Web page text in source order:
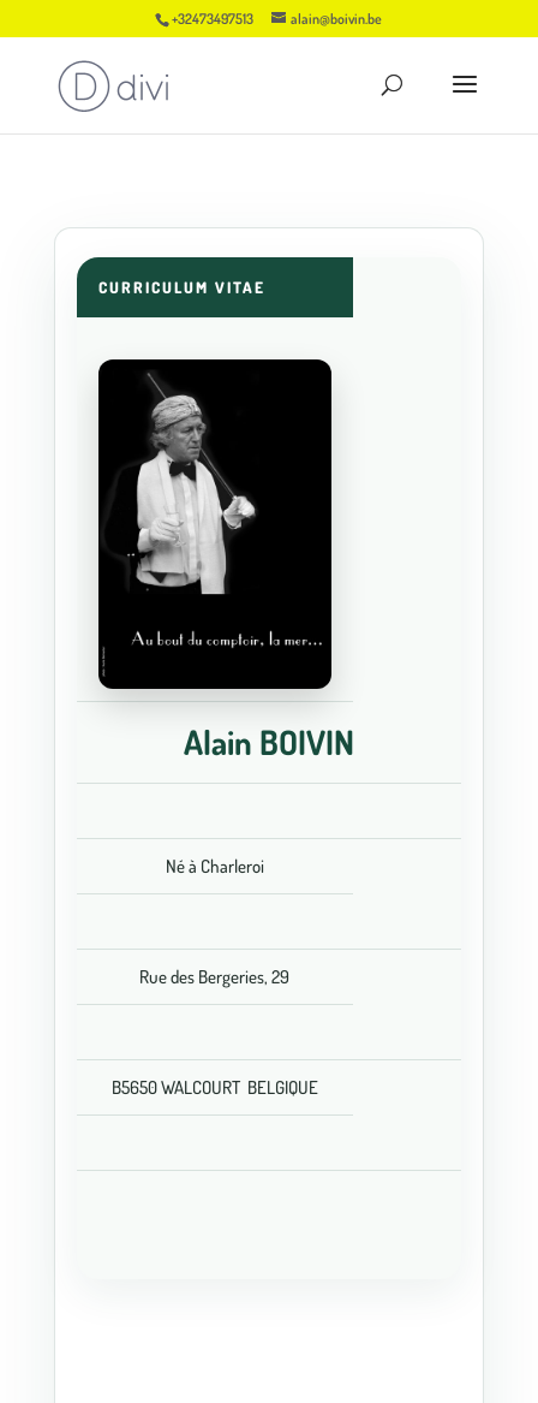
+32473497513 alain@boivin.be
CURRICULUM VITAE
Alain BOIVIN
Né à Charleroi
Rue des Bergeries, 29
B5650 WALCOURT BELGIQUE